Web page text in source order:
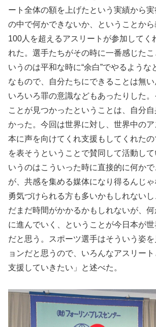
ート全体の額を上げたという実績から
の中で何かできないか、ということから
100人を超えるアスリートが参加してく
れた。選手たちがその時に一番感じた
いうのは平和な時に“余白”でやるような
なもので、自分たちにできることは無い
いろいろ罪の意識などもあったりした
ことが見つかったということは、自分
かった。今回は世界に対し、世界中のア
本に声を向けてくれ支援もしてくれた
を表そうということで賛同して活動し
いうのはこういった時に直接的に何か
が、共感を集める媒体になり得るんじゃ
勇気づけられる方も多いかもしれない
だまだ時間がかかるかもしれないが、
に進んでいく、ということが今日本が
だと思う。スポーツ選手はそういう姿
ョンだと思うので、いろんなアスリー
支援していきたい」と述べた。